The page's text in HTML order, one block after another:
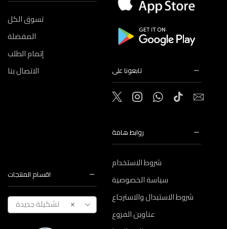
تسوق الكل
المفضلة
إتمام الطلب
الاتصال بنا
تابعونا على
اقسام المنتجات
× تشكيلة جديدة
روابط هامة
شروط الاستخدام
سياسة الخصوصية
شروط الاستبدال والاسترجاع
عناوين الفروع